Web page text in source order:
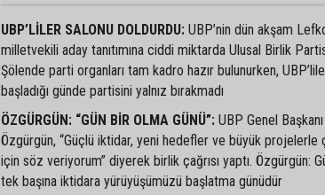
UBP’LİLER SALONU DOLDURDU: UBP’nin dün akşam
milletvekili aday tanıtımına ciddi miktarda Ulusal Birlik
Şölende parti organları tam kadro hazır bulunurken,
başladığı günde partisini yalnız bırakmadı
ÖZGÜRGÜN: “GÜN BİR OLMA GÜNÜ”: UBP Genel
Özgürgün, “Güçlü iktidar, yeni hedefler ve büyük
için söz veriyorum” diyerek birlik çağrısı yaptı. Özgürgün:
tek başına iktidara yürüyüşümüzü başlatma günüdür